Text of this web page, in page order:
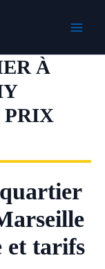
À
PRIX
et tarifs